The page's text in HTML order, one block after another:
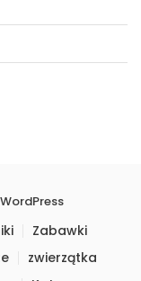
WordPress
Zabawki
zwierzątka